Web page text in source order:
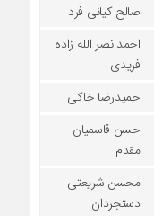
صالح کیانی فرد
احمد نصر الله زاده
فریدی
حمیدرضا خاکی
حسن قاسمیان
مقدم
محسن شریعتی
دستجردان